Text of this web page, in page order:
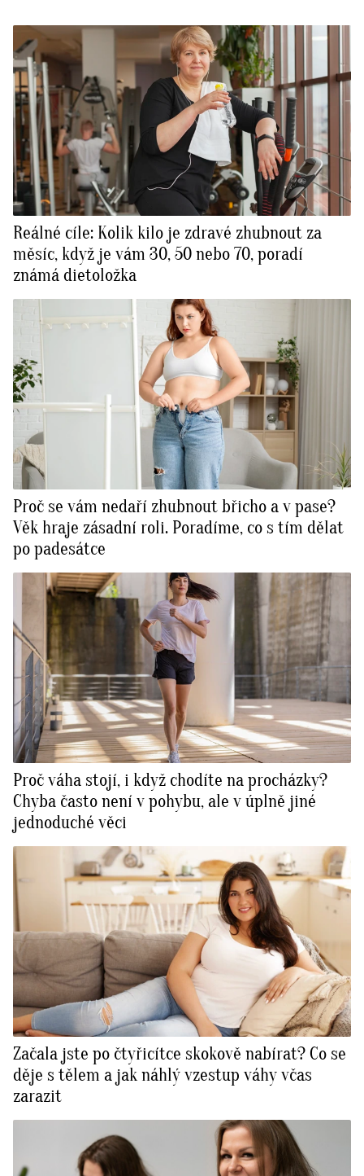
Reálné cíle: Kolik kilo je zdravé zhubnout za
měsíc, když je vám 30, 50 nebo 70, poradí
známá dietoložka
Proč se vám nedaří zhubnout břicho a v pase?
Věk hraje zásadní roli. Poradíme, co s tím dělat
po padesátce
Proč váha stojí, i když chodíte na procházky?
Chyba často není v pohybu, ale v úplně jiné
jednoduché věci
Začala jste po čtyřicítce skokově nabírat? Co se
děje s tělem a jak náhlý vzestup váhy včas
zarazit